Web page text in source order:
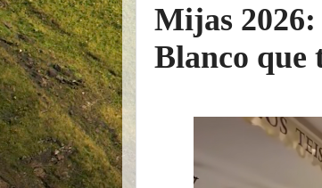
Mijas
Blanco que